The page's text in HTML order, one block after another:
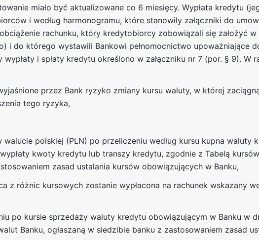
miało być aktualizowane co 6 miesięcy. Wypłata kredytu
i według harmonogramu, które stanowiły załączniki do
rachunku, który kredytobiorcy zobowiązali się założyć w
i do którego wystawili Bankowi pełnomocnictwo upoważniające
i spłaty kredytu określono w załączniku nr 7 (por. § 9). W
przez Bank ryzyko zmiany kursu waluty, w której
tego ryzyka,
polskiej (PLN) po przeliczeniu według kursu kupna waluty
kwoty kredytu lub transzy kredytu, zgodnie z Tabelą
zasad ustalania kursów obowiązujących w Banku,
z różnic kursowych zostanie wypłacona na rachunek wskazany
po kursie sprzedaży waluty kredytu obowiązującym w Banku w
Banku, ogłaszaną w siedzibie banku z zastosowaniem zasad